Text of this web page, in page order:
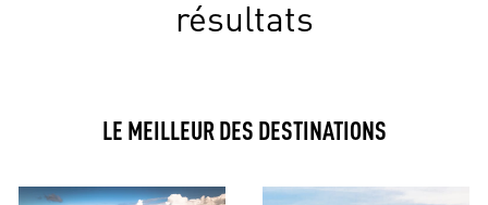
résultats
LE MEILLEUR DES DESTINATIONS